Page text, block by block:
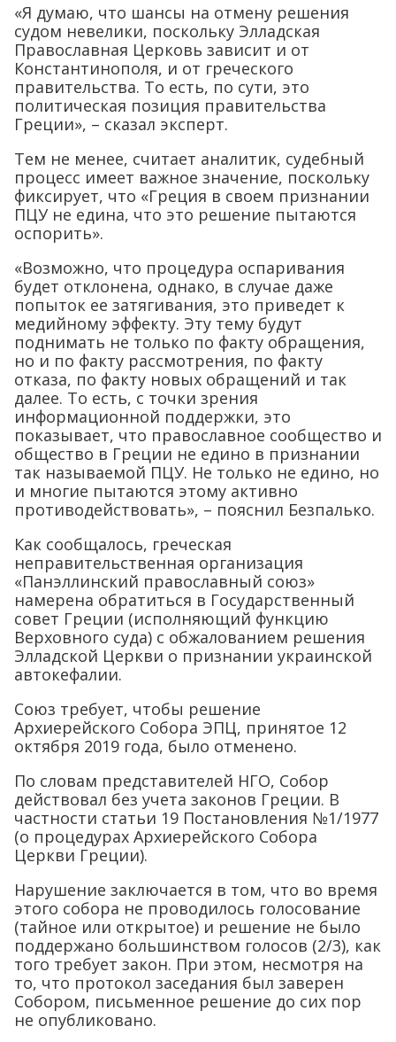
«Я думаю, что шансы на отмену решения
судом невелики, поскольку Элладская
Православная Церковь зависит и от
Константинополя, и от греческого
правительства. То есть, по сути, это
политическая позиция правительства
Греции», – сказал эксперт.
Тем не менее, считает аналитик, судебный
процесс имеет важное значение, поскольку
фиксирует, что «Греция в своем признании
ПЦУ не едина, что это решение пытаются
оспорить».
«Возможно, что процедура оспаривания
будет отклонена, однако, в случае даже
попыток ее затягивания, это приведет к
медийному эффекту. Эту тему будут
поднимать не только по факту обращения,
но и по факту рассмотрения, по факту
отказа, по факту новых обращений и так
далее. То есть, с точки зрения
информационной поддержки, это
показывает, что православное сообщество и
общество в Греции не едино в признании
так называемой ПЦУ. Не только не едино, но
и многие пытаются этому активно
противодействовать», – пояснил Безпалько.
Как сообщалось, греческая
неправительственная организация
«Панэллинский православный союз»
намерена обратиться в Государственный
совет Греции (исполняющий функцию
Верховного суда) с обжалованием решения
Элладской Церкви о признании украинской
автокефалии.
Союз требует, чтобы решение
Архиерейского Собора ЭПЦ, принятое 12
октября 2019 года, было отменено.
По словам представителей НГО, Собор
действовал без учета законов Греции. В
частности статьи 19 Постановления №1/1977
(о процедурах Архиерейского Собора
Церкви Греции).
Нарушение заключается в том, что во время
этого собора не проводилось голосование
(тайное или открытое) и решение не было
поддержано большинством голосов (2/3), как
того требует закон. При этом, несмотря на
то, что протокол заседания был заверен
Собором, письменное решение до сих пор
не опубликовано.